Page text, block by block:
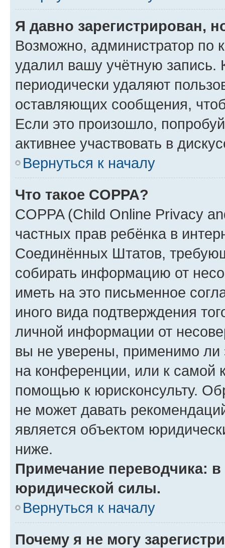
Я давно зарегистрирован,
Возможно, администратор по
удалил вашу учётную запись.
периодически удаляют
оставляющих сообщения,
Если это произошло,
активнее участвовать в
Вернуться к началу
Что такое COPPA?
COPPA (Child Online Privacy
частных прав ребёнка в
Соединённых Штатов,
собирать информацию от
иметь на это письменное
иного вида подтверждения
личной информации от
вы не уверены, применимо ли
на конференции, или к самой
помощью к юрисконсульту.
не может давать
является объектом
ниже.
Примечание переводчика:
юридической силы.
Вернуться к началу
Почему я не могу